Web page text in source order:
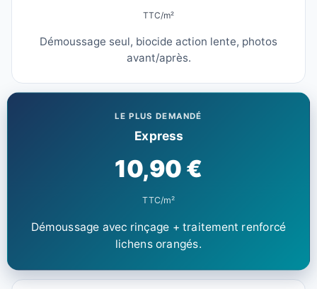
TTC/m²
Démoussage seul, biocide action lente, photos
avant/après.
LE PLUS DEMANDÉ
Express
10,90 €
TTC/m²
Démoussage avec rinçage + traitement renforcé
lichens orangés.